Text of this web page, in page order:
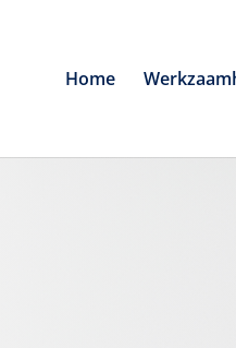
Home